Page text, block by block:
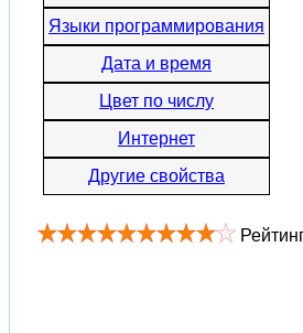
Языки программирования
Дата и время
Цвет по числу
Интернет
Другие свойства